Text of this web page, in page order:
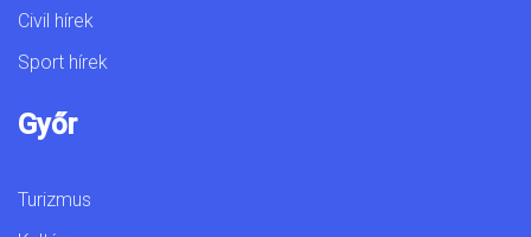
Civil hírek
Sport hírek
Győr
Turizmus